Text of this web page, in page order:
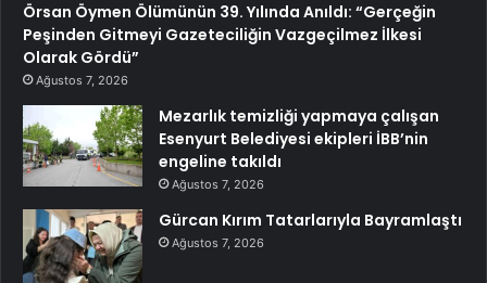
Örsan Öymen Ölümünün 39. Yılında Anıldı: “Gerçeğin
Peşinden Gitmeyi Gazeteciliğin Vazgeçilmez İlkesi
Olarak Gördü”
Ağustos 7, 2026
Mezarlık temizliği yapmaya çalışan
Esenyurt Belediyesi ekipleri İBB’nin
engeline takıldı
Ağustos 7, 2026
Gürcan Kırım Tatarlarıyla Bayramlaştı
Ağustos 7, 2026